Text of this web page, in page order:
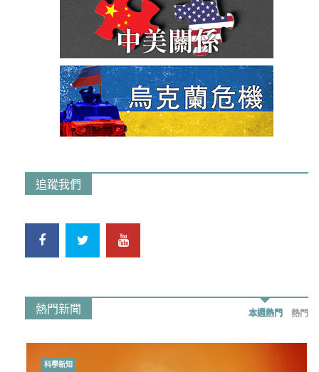
追蹤我們
熱門新聞 本週熱門 熱門
科學新知
時事政治